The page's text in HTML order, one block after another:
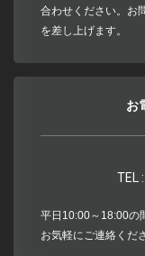
合わせください。お
を差し上げます。
お
TEL :
平日10:00～18:00の
お気軽にご連絡くだ